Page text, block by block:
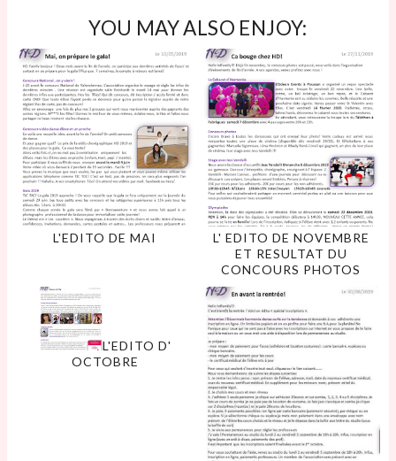
YOU MAY ALSO ENJOY:
L'EDITO DE MAI
L' EDITO DE NOVEMBRE
ET RESULTAT DU
CONCOURS PHOTOS
L'EDITO D'
OCTOBRE